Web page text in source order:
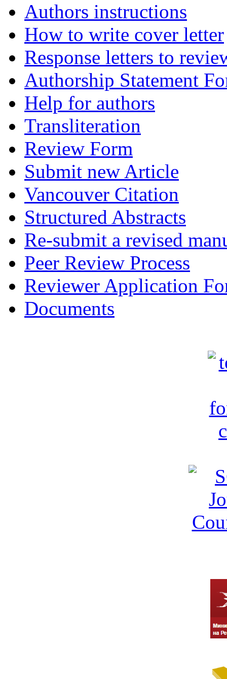
Authors instructions
How to write cover letter
Response letters to
Authorship Statement
Help for authors
Transliteration
Review Form
Submit new Article
Vancouver Citation
Structured Abstracts
Re-submit a revised
Peer Review Process
Reviewer Application
Documents